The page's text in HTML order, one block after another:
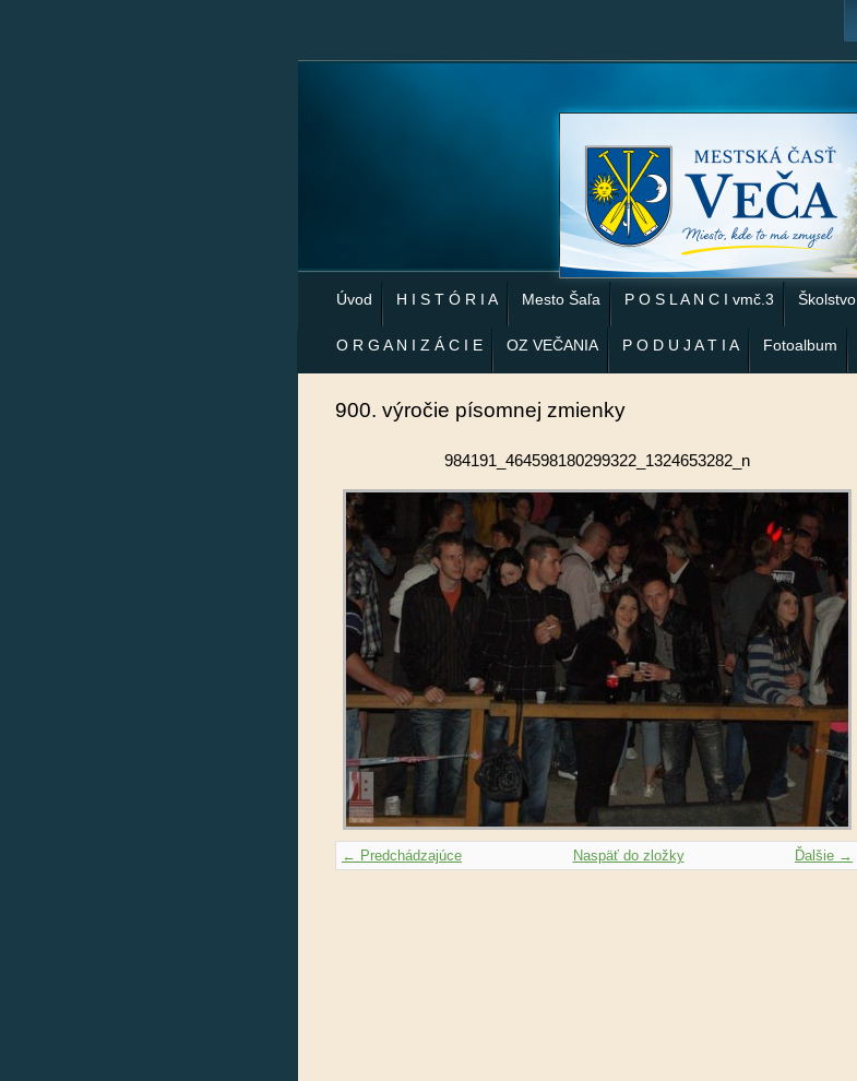
Úvod H I S T Ó R I A Mesto Šaľa P O S L A N C I vmč.3 Školstvo
O R G A N I Z Á C I E OZ VEČANIA P O D U J A T I A Fotoalbum
900. výročie písomnej zmienky
984191_464598180299322_1324653282_n
← Predchádzajúce Ďalšie →
Naspäť do zložky